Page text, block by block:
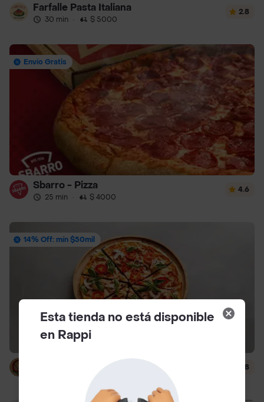
Farfalle Pasta Italiana
30 min · $ 5000
2.8
Envío Gratis
Sbarro - Pizza
25 min · $ 4000
4.6
14% Off: mín $50mil
Margariteña Pizza
$ 5000
3.8
Esta tienda no está disponible
en Rappi